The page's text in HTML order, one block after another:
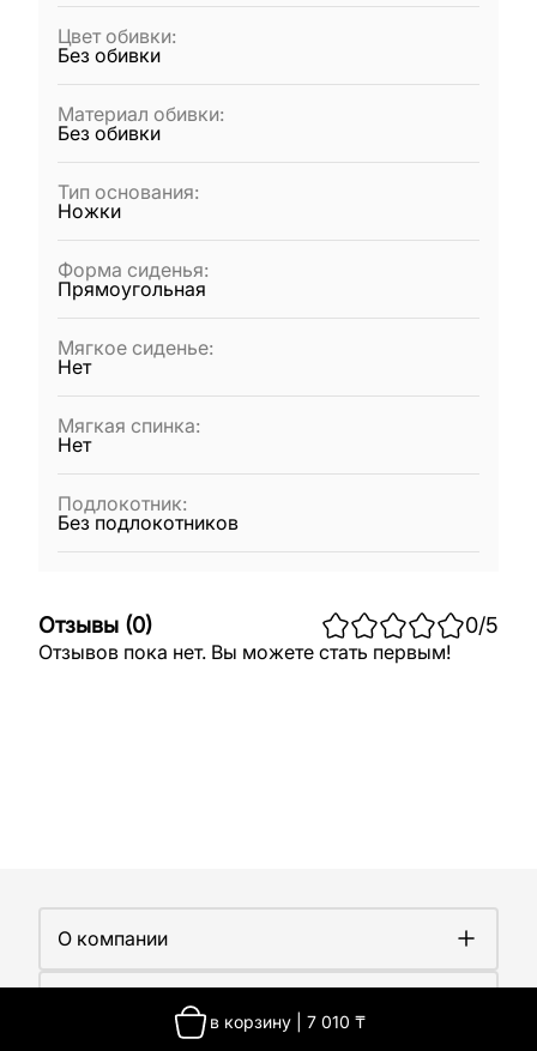
в корзину 7 010 ₸
Цвет обивки:
Без обивки
Материал обивки:
Без обивки
Тип основания:
Ножки
Форма сиденья:
Прямоугольная
Мягкое сиденье:
Нет
Мягкая спинка:
Нет
Подлокотник:
Без подлокотников
Отзывы (0) 0/5
Отзывов пока нет. Вы можете стать первым!
О компании